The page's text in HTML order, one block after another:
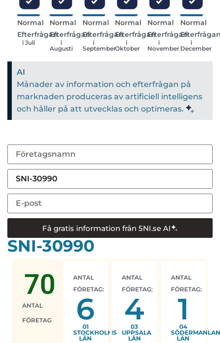
Normal
Efterfrågan
i Juli
Normal
Efterfrågan
i
Augusti
Normal
Efterfrågan
i
September
Normal
Efterfrågan
i
Oktober
Normal
Efterfrågan
i
November
Normal
i
December
AI
Månader av information och efterfrågan på
marknaden produceras av artificiell intelligens
och håller på att utvecklas och optimeras.
Få gratis information från 5NI.se AI
SNI-30990
ANTAL
FÖRETAG
70
ANTAL
FÖRETAG:
6
01
STOCKHOLMS
LÄN
ANTAL
FÖRETAG:
4
03
UPPSALA
LÄN
ANTAL
FÖRETAG:
1
04
LÄN